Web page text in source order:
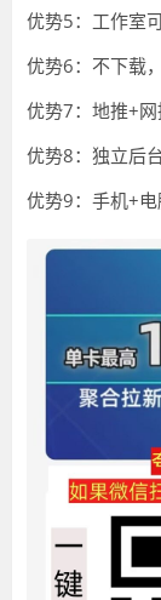
优势5：工作室
优势6：不下载
优势7：地推+网
优势8：独立后
优势9：手机+电